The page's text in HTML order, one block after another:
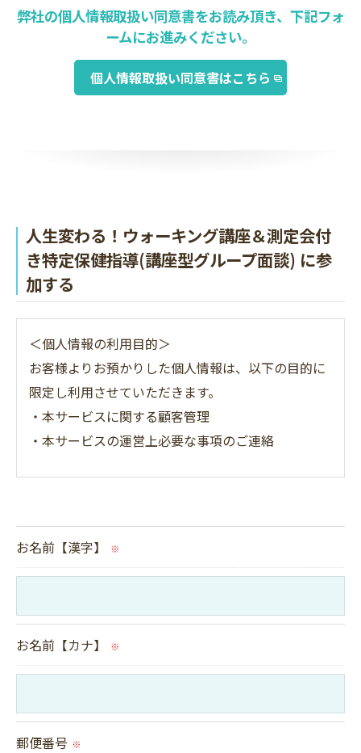
弊社の個人情報取扱い同意書をお読み頂き、下記フォ
ームにお進みください。
個人情報取扱い同意書はこちら
人生変わる！ウォーキング講座＆測定会付
き特定保健指導(講座型グループ面談) に参
加する
＜個人情報の利用目的＞
お客様よりお預かりした個人情報は、以下の目的に
限定し利用させていただきます。
・本サービスに関する顧客管理
・本サービスの運営上必要な事項のご連絡
られた場合を除き、
お名前【漢字】 ※
お名前【カナ】 ※
郵便番号 ※